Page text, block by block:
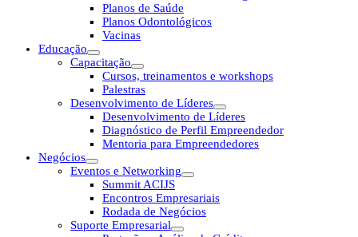
Planos de Saúde
Planos Odontológicos
Vacinas
Educação
Capacitação
Cursos, treinamentos e workshops
Palestras
Desenvolvimento de Líderes
Desenvolvimento de Líderes
Diagnóstico de Perfil Empreendedor
Mentoria para Empreendedores
Negócios
Eventos e Networking
Summit ACIJS
Encontros Empresariais
Rodada de Negócios
Suporte Empresarial